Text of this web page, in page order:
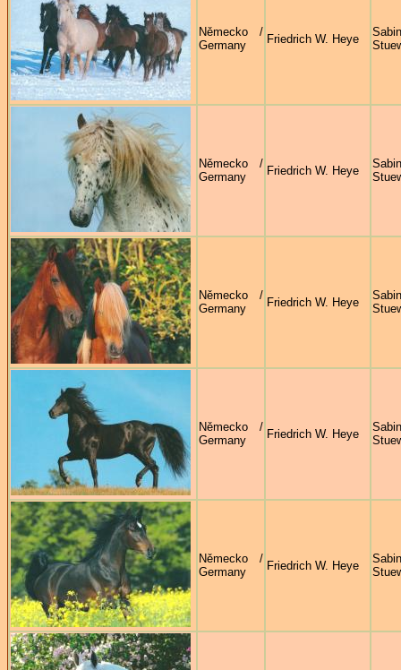
Německo /
Germany
Friedrich W. Heye
Německo /
Germany
Friedrich W. Heye
Německo /
Germany
Friedrich W. Heye
Německo /
Germany
Friedrich W. Heye
Německo /
Germany
Friedrich W. Heye